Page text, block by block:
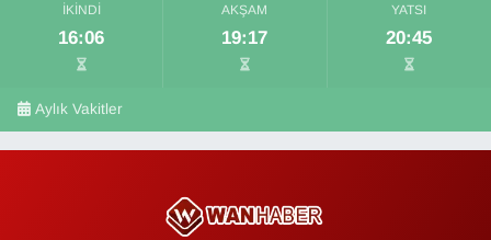
İKINDI
16:06
AKŞAM
19:17
YATSI
20:45
Aylık Vakitler